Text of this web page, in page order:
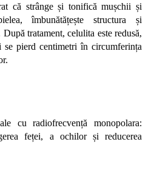
că strânge și tonifică mușchii și
îmbunătățește structura și
După tratament, celulita este redusă,
pierd centimetri în circumferința
cu radiofrecvență monopolara:
feței, a ochilor și reducerea